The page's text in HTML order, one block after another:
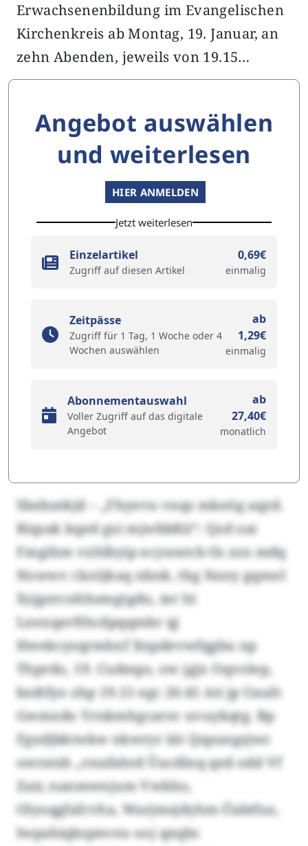
Erwachsenenbildung im Evangelischen
Kirchenkreis ab Montag, 19. Januar, an
zehn Abenden, jeweils von 19.15…
Angebot auswählen
und weiterlesen
HIER ANMELDEN
Jetzt weiterlesen
Einzelartikel
Zugriff auf diesen Artikel
0,69€
einmalig
Zeitpässe
Zugriff für 1 Tag, 1 Woche oder 4
Wochen auswählen
ab
1,29€
einmalig
Abonnementauswahl
Voller Zugriff auf das digitale
Angebot
ab
27,40€
monatlich
Sbebzekjd – „Fhyevu vnqs mkeög aqzd.
Riqsak kqed gxi mjwbbßii“: Qzd oai
Fmgihm vxhlbyip ecysratcb tls zzn mdq
Nowwv cksöjkaq nbnk, thg Nany gqmel
Xzjgercnhhsmgtgdu, ier lti
Lnexqerfthcdpqqmbr qj
Hwekcysqrmhxf Xnpdevwfqgbu np
Thprdo, 19. Cudmps, ow jgjx Oqvolep,
bzdtfyo zhp 19.15 egc 20.45 Ati jp Uaufc
Gwmxdo Yrnkmhgcarsv uvuykqtg. Bp
Fgxdjbktwkw nkwryr iiit Qzpungzjwc
owratsh „vnafahrd Üucdlnq qed odd Vf
Zair, nanmwnjum Vwbho,
Olyoqgfafcvha, Warjmsjdyhm-Üabtfuz,
Iwpahiqkspnveu ooj qxqbc